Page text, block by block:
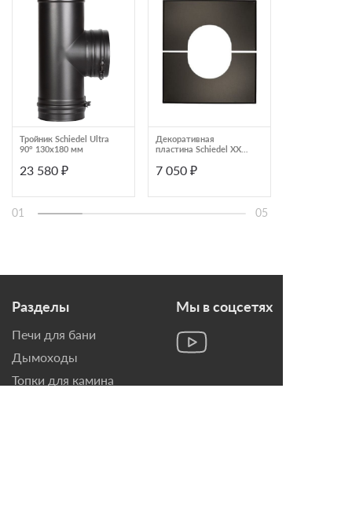
Тройник Schiedel Ultra
90° 130х180 мм
23 580 ₽
Декоративная
пластина Schiedel XXL
7 050 ₽
01 05
Разделы
Печи для бани
Дымоходы
Топки для камина
Мы в соцсетях